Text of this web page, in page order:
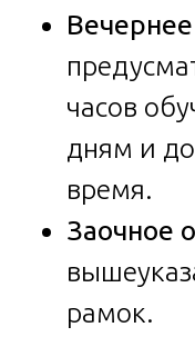
часов
дням и до
время.
Заочное
рамок.